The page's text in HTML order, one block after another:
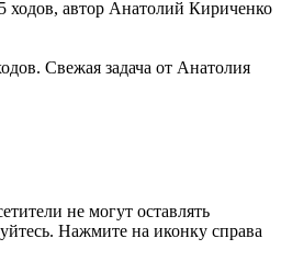
Свежая задача от Анатолия
не могут оставлять
Нажмите на иконку справа